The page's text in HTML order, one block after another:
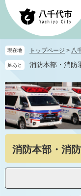
ペ
先
頭
。
メ
を
飛
て
本
文
へ
現在地 トップページ > 八
足あと 消防本部・消防
消防本部・消